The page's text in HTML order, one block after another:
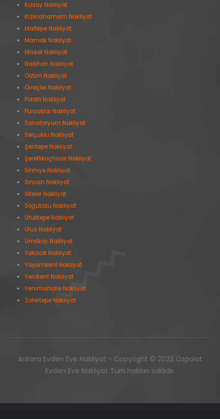
Kızılay Nakliyat
Kızılcahamam Nakliyat
Maltepe Nakliyat
Mamak Nakliyat
Misket Nakliyat
Nallıhan Nakliyat
Ostim Nakliyat
Öveçler Nakliyat
Polatlı Nakliyat
Pursaklar Nakliyat
Sanatoryum Nakliyat
Selçuklu Nakliyat
Şentepe Nakliyat
Şereflikoçhisar Nakliyat
Sıhhıye Nakliyat
Sincan Nakliyat
Siteler Nakliyat
Söğütözü Nakliyat
Ufuktepe Nakliyat
Ulus Nakliyat
Ümitköy Nakliyat
Yakacık Nakliyat
Yaşamkent Nakliyat
Yenikent Nakliyat
Yenimahalle Nakliyat
Zafertepe Nakliyat
Ankara Evden Eve Nakliyat - Copyright © 2022 Özpolat
Evden Eve Nakliyat Tüm hakları saklıdır.